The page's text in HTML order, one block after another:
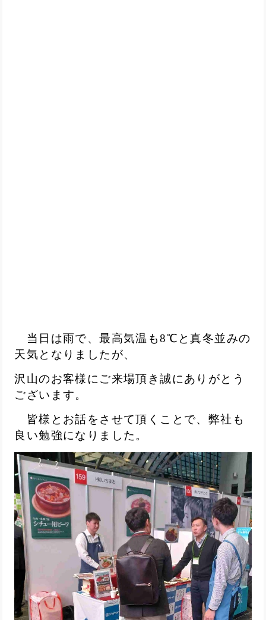
当日は雨で、最高気温も8℃と真冬並みの
天気となりましたが、
沢山のお客様にご来場頂き誠にありがとう
ございます。
皆様とお話をさせて頂くことで、弊社も
良い勉強になりました。